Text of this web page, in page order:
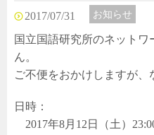
2017/07/31 お知らせ
国立国語研究所のネット
ん。
ご不便をおかけしますが、
日時：
2017年8月12日（土）